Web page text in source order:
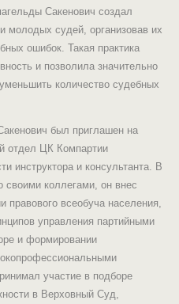
Сакенович создал
молодых судей, организовав их
ошибок. Такая практика
и позволила значительно
количество судебных
был приглашен на
отдел ЦК Компартии
инструктора и консультанта. В
своими коллегами, он внес
правового всеобуча населения,
управления партийными
и формировании
участие в подборе
в Верховный Суд,